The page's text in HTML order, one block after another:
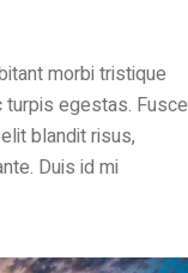
morbi tristique
egestas. Fusce
blandit risus,
Duis id mi